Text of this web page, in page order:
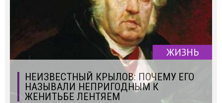
ЖИЗНЬ
НЕИЗВЕСТНЫЙ КРЫЛОВ: ПОЧЕМУ ЕГО
НАЗЫВАЛИ НЕПРИГОДНЫМ К
ЖЕНИТЬБЕ ЛЕНТЯЕМ